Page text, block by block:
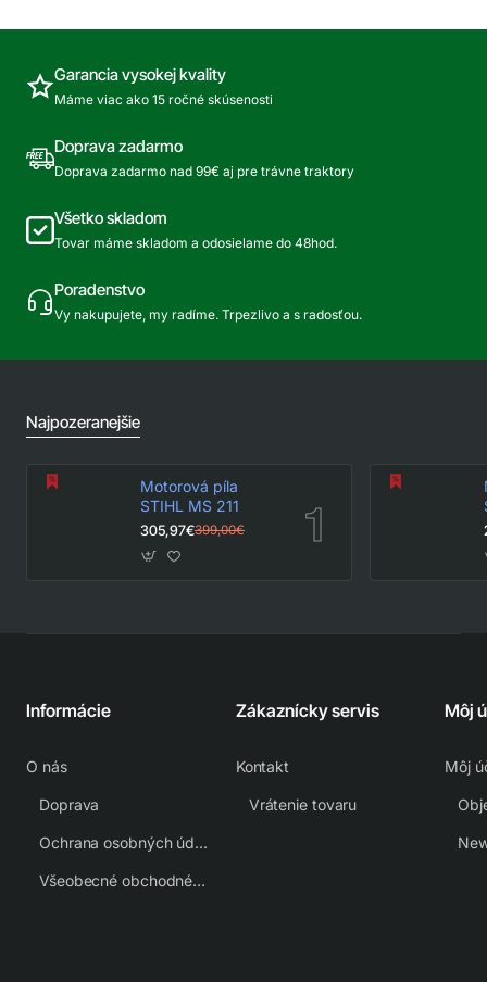
Garancia vysokej kvality
Máme viac ako 15 ročné skúsenosti
Doprava zadarmo
Doprava zadarmo nad 99€ aj pre trávne traktory
Všetko skladom
Tovar máme skladom a odosielame do 48hod.
Poradenstvo
Vy nakupujete, my radíme. Trpezlivo a s radosťou.
Najpozeranejšie
Motorová píla
STIHL MS 211
305,97€399,00€
Informácie
O nás
Doprava
Ochrana osobných údajov
Všeobecné obchodné podmienky
Zákaznícky servis
Kontakt
Vrátenie tovaru
Môj
Môj